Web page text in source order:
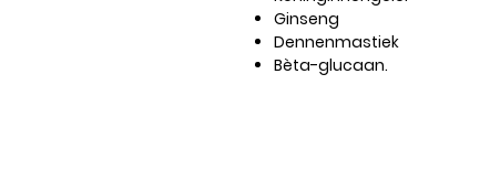
Ginseng
Dennenmastiek
Bèta-glucaan.